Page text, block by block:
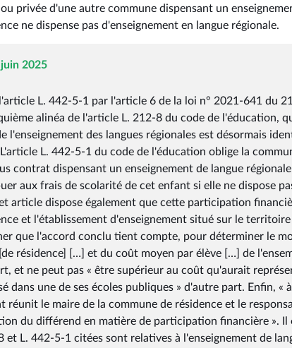
privée d'une autre commune dispensant un
ne dispense pas d'enseignement en langue régionale.
2025
L. 442-5-1 par l'article 6 de la loi n° 2021-641 du
alinéa de l'article L. 212-8 du code de l'éducation,
l'enseignement des langues régionales est désormais
L. 442-5-1 du code de l'éducation oblige la
contrat dispensant un enseignement de langue
aux frais de scolarité de cet enfant si elle ne dispose
article dispose également que cette participation
et l'établissement d'enseignement situé sur le
que l'accord conclu tient compte, pour déterminer le
résidence] […] et du coût moyen par élève […] de
et ne peut pas « être supérieur au coût qu'aurait
dans une de ses écoles publiques » d'autre part. Enfin,
réunit le maire de la commune de résidence et le
du différend en matière de participation financière ».
et L. 442-5-1 citées sont relatives à l'enseignement de